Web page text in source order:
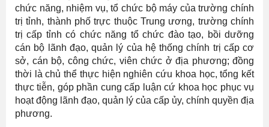
chức năng, nhiệm vụ, tổ chức bộ máy của trường chính
trị tỉnh, thành phố trực thuộc Trung ương, trường chính
trị cấp tỉnh có chức năng tổ chức đào tạo, bồi dưỡng
cán bộ lãnh đạo, quản lý của hệ thống chính trị cấp cơ
sở, cán bộ, công chức, viên chức ở địa phương; đồng
thời là chủ thể thực hiện nghiên cứu khoa học, tổng kết
thực tiễn, góp phần cung cấp luận cứ khoa học phục vụ
hoạt động lãnh đạo, quản lý của cấp ủy, chính quyền địa
phương.